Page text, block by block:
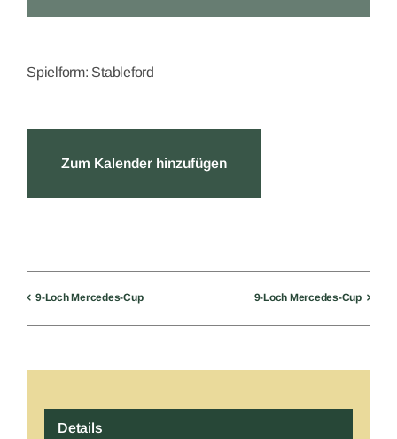
Spielform: Stableford
Zum Kalender hinzufügen
9-Loch Mercedes-Cup 9-Loch Mercedes-Cup
Details